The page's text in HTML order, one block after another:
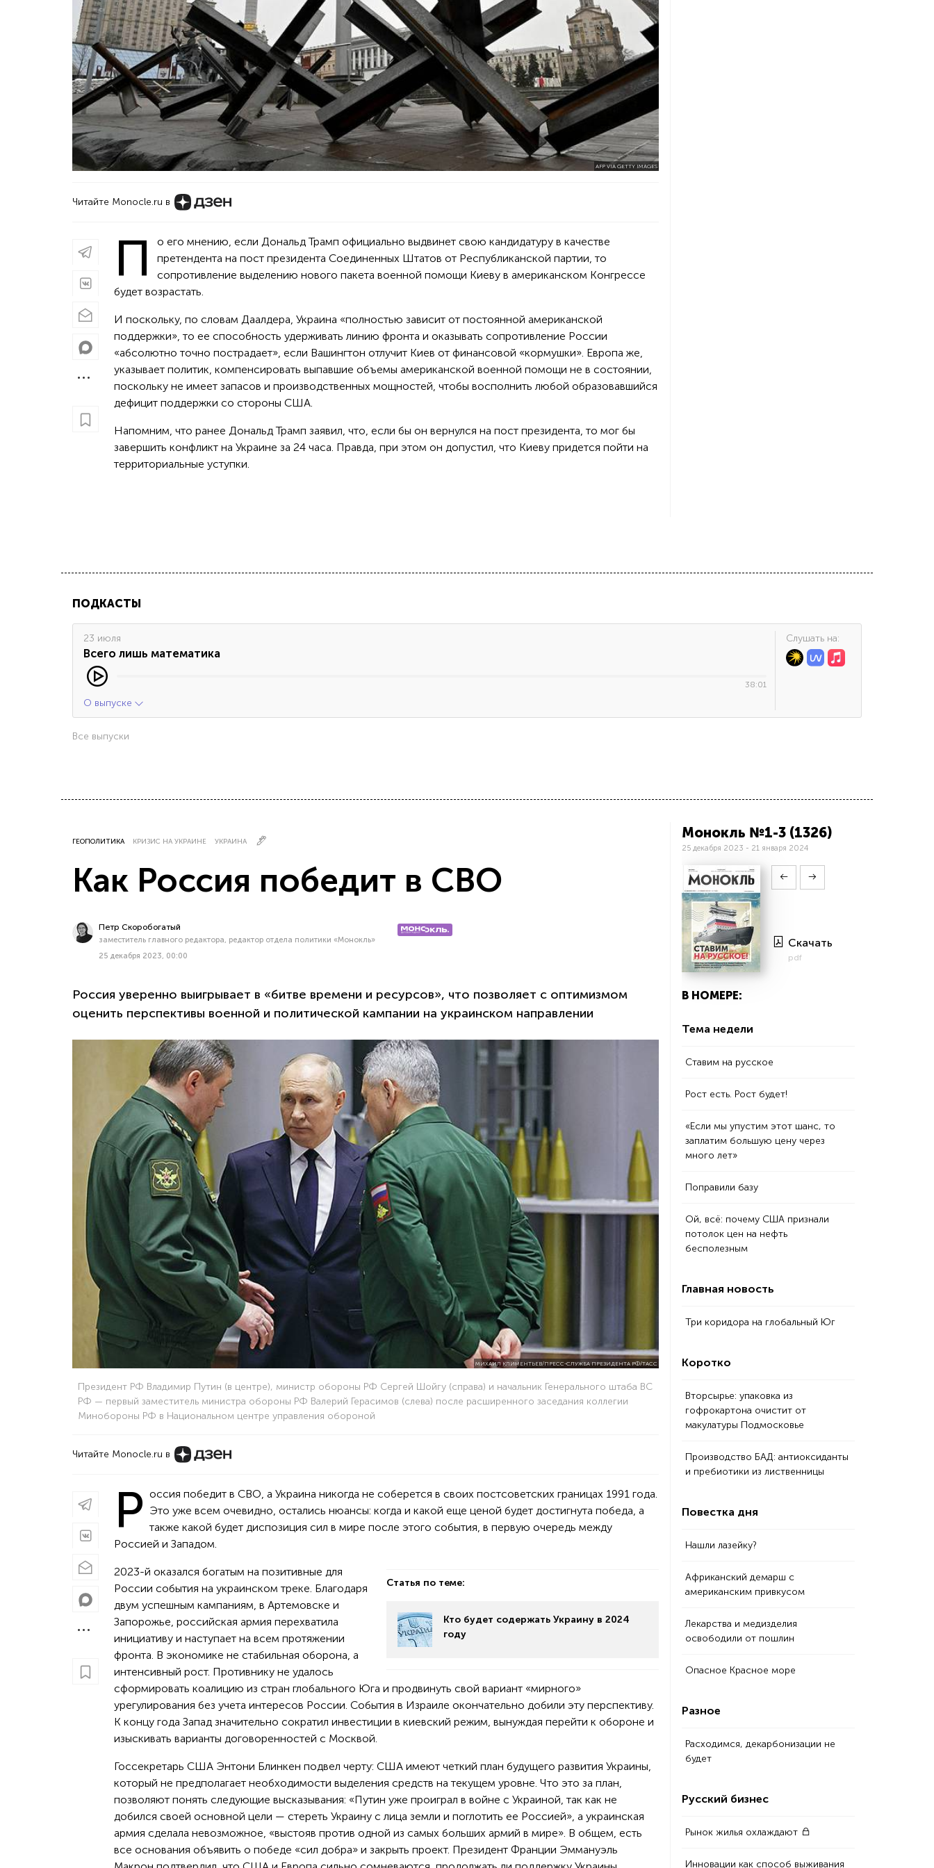
AFP VIA GETTY IMAGES
Читайте Monocle.ru в
П
о его мнению, если Дональд Трамп официально выдвинет свою кандидатуру в качестве
претендента на пост президента Соединенных Штатов от Республиканской партии, то
сопротивление выделению нового пакета военной помощи Киеву в американском Конгрессе
будет возрастать.
И поскольку, по словам Даалдера, Украина «полностью зависит от постоянной американской
поддержки», то ее способность удерживать линию фронта и оказывать сопротивление России
«абсолютно точно пострадает», если Вашингтон отлучит Киев от финансовой «кормушки». Европа же,
указывает политик, компенсировать выпавшие объемы американской военной помощи не в состоянии,
поскольку не имеет запасов и производственных мощностей, чтобы восполнить любой образовавшийся
дефицит поддержки со стороны США.
Напомним, что ранее Дональд Трамп заявил, что, если бы он вернулся на пост президента, то мог бы
завершить конфликт на Украине за 24 часа. Правда, при этом он допустил, что Киеву придется пойти на
территориальные уступки.
ПОДКАСТЫ
23 июля
Всего лишь математика
38:01
О выпуске
Cлушать на:
Все выпуски
ГЕОПОЛИТИКА КРИЗИС НА УКРАИНЕ УКРАИНА
Как Россия победит в СВО
Петр Скоробогатый
заместитель главного редактора, редактор отдела политики «Монокль»
25 декабря 2023, 00:00
Россия уверенно выигрывает в «битве времени и ресурсов», что позволяет с оптимизмом
оценить перспективы военной и политической кампании на украинском направлении
МИХАИЛ КЛИМЕНТЬЕВ/ПРЕСС-СЛУЖБА ПРЕЗИДЕНТА РФ/ТАСС
Президент РФ Владимир Путин (в центре), министр обороны РФ Сергей Шойгу (справа) и начальник Генерального штаба ВС
РФ — первый заместитель министра обороны РФ Валерий Герасимов (слева) после расширенного заседания коллегии
Минобороны РФ в Национальном центре управления обороной
Читайте Monocle.ru в
Р оссия победит в СВО, а Украина никогда не соберется в своих постсоветских границах 1991 года.
Это уже всем очевидно, остались нюансы: когда и какой еще ценой будет достигнута победа, а
также какой будет диспозиция сил в мире после этого события, в первую очередь между
Россией и Западом.
Статья по теме:
Кто будет содержать Украину в 2024
году
2023-й оказался богатым на позитивные для
России события на украинском треке. Благодаря
двум успешным кампаниям, в Артемовске и
Запорожье, российская армия перехватила
инициативу и наступает на всем протяжении
фронта. В экономике не стабильная оборона, а
интенсивный рост. Противнику не удалось
сформировать коалицию из стран глобального Юга и продвинуть свой вариант «мирного»
урегулирования без учета интересов России. События в Израиле окончательно добили эту перспективу.
К концу года Запад значительно сократил инвестиции в киевский режим, вынуждая перейти к обороне и
изыскивать варианты договоренностей с Москвой.
Госсекретарь США Энтони Блинкен подвел черту: США имеют четкий план будущего развития Украины,
который не предполагает необходимости выделения средств на текущем уровне. Что это за план,
позволяют понять следующие высказывания: «Путин уже проиграл в войне с Украиной, так как не
добился своей основной цели — стереть Украину с лица земли и поглотить ее Россией», а украинская
армия сделала невозможное, «выстояв против одной из самых больших армий в мире». В общем, есть
все основания объявить о победе «сил добра» и закрыть проект. Президент Франции Эммануэль
Монокль №1-3 (1326)
25 декабря 2023 - 21 января 2024
Скачать
pdf
В НОМЕРЕ:
Тема недели
Ставим на русское
Рост есть. Рост будет!
«Если мы упустим этот шанс, то
заплатим большую цену через
много лет»
Поправили базу
Ой, всё: почему США признали
потолок цен на нефть
бесполезным
Главная новость
Три коридора на глобальный Юг
Коротко
Вторсырье: упаковка из
гофрокартона очистит от
макулатуры Подмосковье
Производство БАД: антиоксиданты
и пребиотики из лиственницы
Повестка дня
Нашли лазейку?
Африканский демарш с
американским привкусом
Лекарства и медизделия
освободили от пошлин
Опасное Красное море
Разное
Расходимся, декарбонизации не
будет
Русский бизнес
Рынок жилья охлаждают
Инновации как способ выживания